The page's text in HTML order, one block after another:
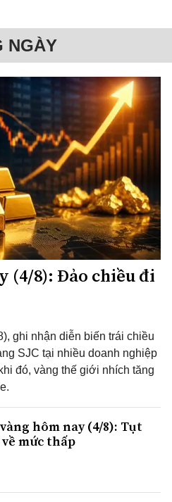
NGÀY
(4/8): Đảo chiều đi
ghi nhận diễn biến trái chiều
SJC tại nhiều doanh nghiệp
đó, vàng thế giới nhích tăng
hôm nay (4/8): Tụt
mức thấp